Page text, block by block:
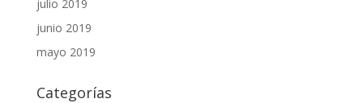
julio 2019
junio 2019
mayo 2019
Categorías